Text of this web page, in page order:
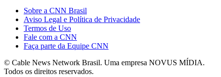
Sobre a CNN Brasil
Aviso Legal e Política de Privacidade
Termos de Uso
Fale com a CNN
Faça parte da Equipe CNN
© Cable News Network Brasil. Uma empresa NOVUS MÍDIA.
Todos os direitos reservados.